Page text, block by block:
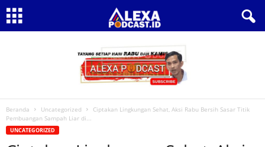
Beranda Uncategorized
Ciptakan Lingkungan Sehat, Aksi Rabu Bersih Sasar Titik
Pembuangan Sampah Liar di...
UNCATEGORIZED